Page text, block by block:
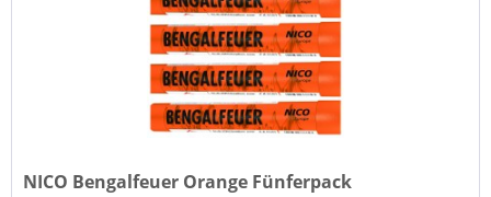
NICO Bengalfeuer Orange Fünferpack